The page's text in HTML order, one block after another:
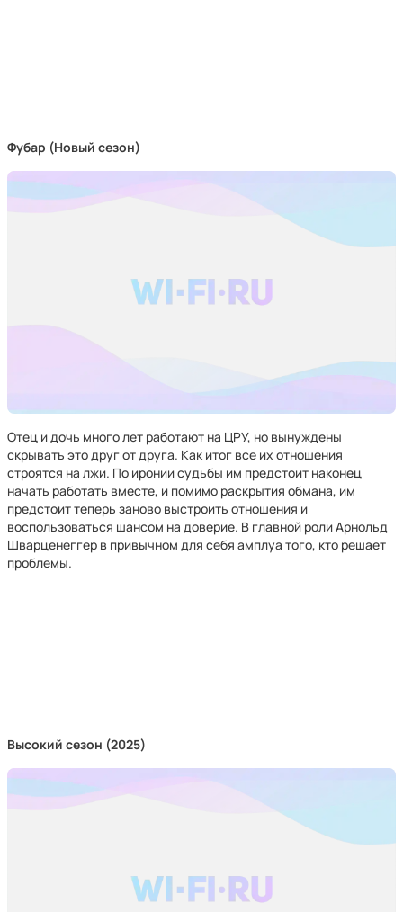
Фубар (Новый сезон)
Отец и дочь много лет работают на ЦРУ, но вынуждены
скрывать это друг от друга. Как итог все их отношения
строятся на лжи. По иронии судьбы им предстоит наконец
начать работать вместе, и помимо раскрытия обмана, им
предстоит теперь заново выстроить отношения и
воспользоваться шансом на доверие. В главной роли Арнольд
Шварценеггер в привычном для себя амплуа того, кто решает
проблемы.
Высокий сезон (2025)